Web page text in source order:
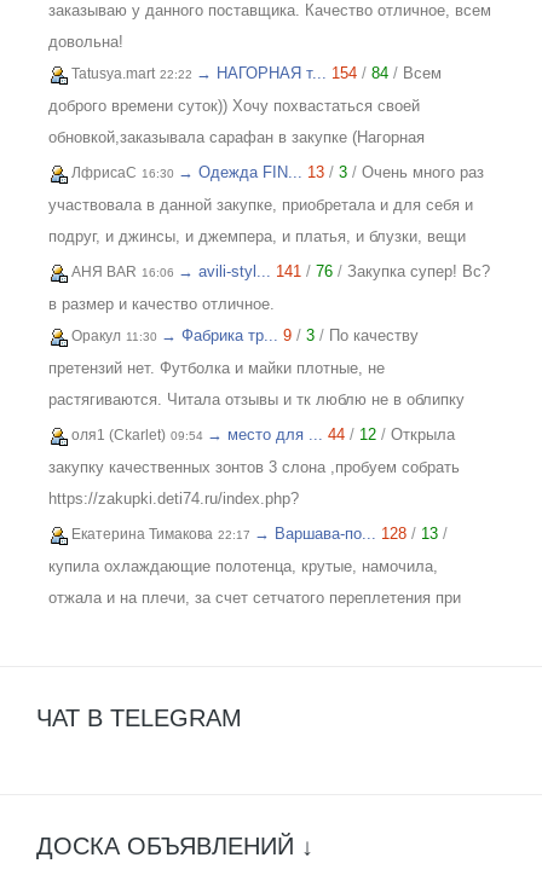
заказываю у данного поставщика. Качество отличное, всем
довольна!
Tatusya.mart 22:22 → НАГОРНАЯ т... 154 / 84 / Всем
доброго времени суток)) Хочу похвастаться своей
обновкой,заказывала сарафан в закупке (Нагорная
трикотаж) и осталась в полном восторге от качества))
Соответствие размерности и качество Выше всяких
похвал))
ЛфрисаС 16:30 → Одежда FIN... 13 / 3 / Очень много раз
участвовала в данной закупке, приобретала и для себя и
подруг, и джинсы, и джемпера, и платья, и блузки, вещи
качественные, соответствуют размеру и описанию,
организатор умничка всегда оперативно отвечает, с
удовольствием буду участвовать еще!
АНЯ BAR 16:06 → avili-styl... 141 / 76 / Закупка супер! Вс?
в размер и качество отличное.
Оракул 11:30 → Фабрика тр... 9 / 3 / По качеству
претензий нет. Футболка и майки плотные, не
растягиваются. Читала отзывы и тк люблю не в облипку
вещи, на свой 46р-р заказала все вещи 48, все равно
получилось в облипку, и на мой взгляд на рост 165-168
женский, у меня 173 мне коротковато, но ношу все вещи с
юбками не заправляя.
оля1 (Ckarlet) 09:54 → место для ... 44 / 12 / Открыла
закупку качественных зонтов 3 слона ,пробуем собрать
https://zakupki.deti74.ru/index.php?
route=purchase/show&id=1851321
Екатерина Тимакова 22:17 → Варшава-по... 128 / 13 /
купила охлаждающие полотенца, крутые, намочила,
отжала и на плечи, за счет сетчатого переплетения при
подарочек и что получилось учесть пожелания по цвету!!!
ЧАТ В TELEGRAM
ДОСКА ОБЪЯВЛЕНИЙ ↓